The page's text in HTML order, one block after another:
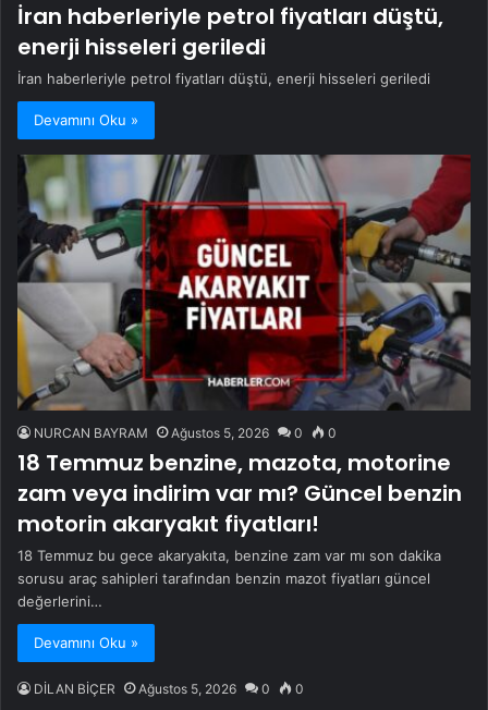
İran haberleriyle petrol fiyatları düştü,
enerji hisseleri geriledi
İran haberleriyle petrol fiyatları düştü, enerji hisseleri geriledi
Devamını Oku »
NURCAN BAYRAM Ağustos 5, 2026 0 0
18 Temmuz benzine, mazota, motorine
zam veya indirim var mı? Güncel benzin
motorin akaryakıt fiyatları!
18 Temmuz bu gece akaryakıta, benzine zam var mı son dakika
sorusu araç sahipleri tarafından benzin mazot fiyatları güncel
değerlerini…
Devamını Oku »
DİLAN BİÇER Ağustos 5, 2026 0 0